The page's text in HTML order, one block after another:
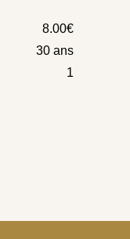
8.00€
30 ans
1